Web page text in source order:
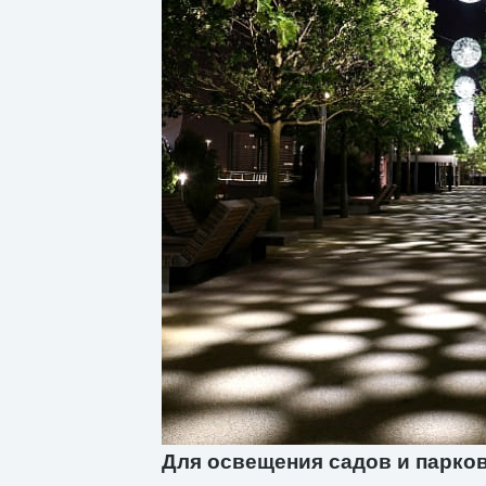
Для освещения садов и